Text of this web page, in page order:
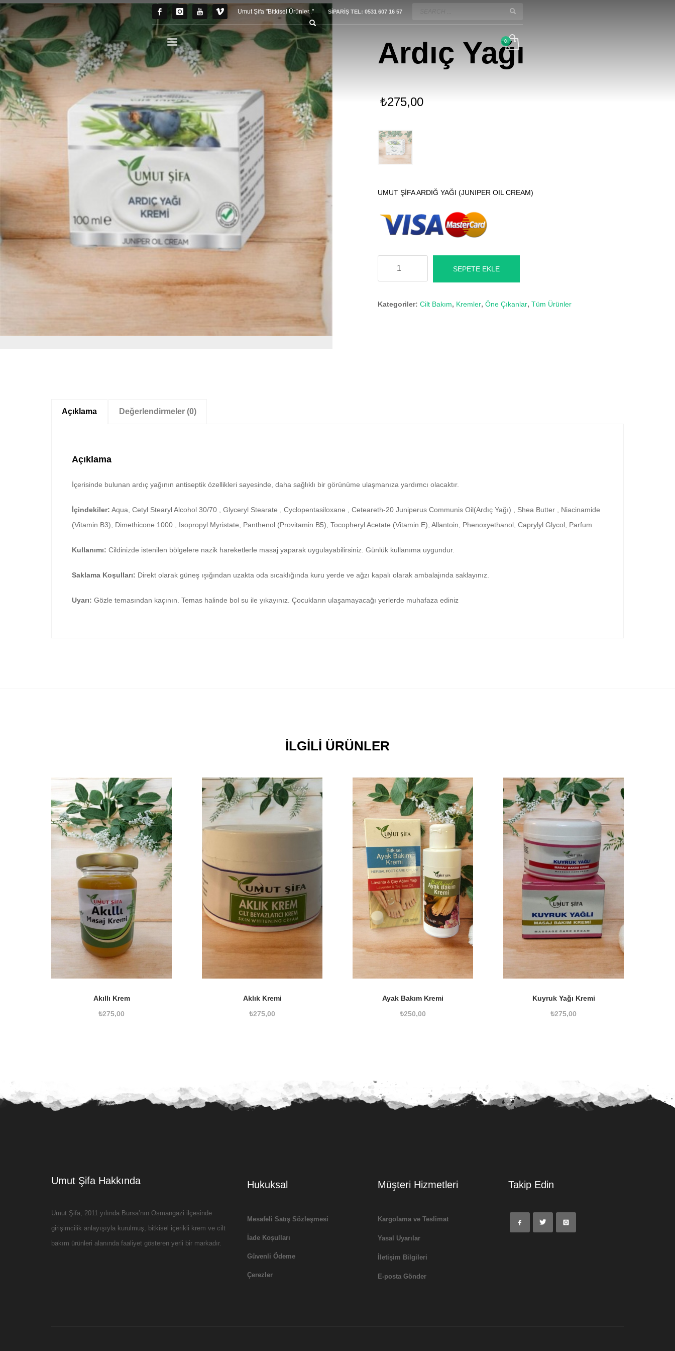
Nisan 2026 Umut Şifa "Bitkisel Ürünler.." SİPARİŞ TEL: 0531 607 16 57
Ardıç Yağı
₺275,00
UMUT ŞİFA ARDIĞ YAĞI (JUNIPER OIL CREAM)
SEPETE EKLE
Kategoriler: Cilt Bakım, Kremler, Öne Çıkanlar, Tüm Ürünler
Açıklama Değerlendirmeler (0)
Açıklama
İçerisinde bulunan ardıç yağının antiseptik özellikleri sayesinde, daha sağlıklı bir görünüme ulaşmanıza yardımcı olacaktır.
İçindekiler: Aqua, Cetyl Stearyl Alcohol 30/70 , Glyceryl Stearate , Cyclopentasiloxane , Ceteareth-20 Juniperus Communis Oil(Ardıç Yağı) , Shea Butter , Niacinamide
(Vitamin B3), Dimethicone 1000 , Isopropyl Myristate, Panthenol (Provitamin B5), Tocopheryl Acetate (Vitamin E), Allantoin, Phenoxyethanol, Caprylyl Glycol, Parfum
Kullanımı: Cildinizde istenilen bölgelere nazik hareketlerle masaj yaparak uygulayabilirsiniz. Günlük kullanıma uygundur.
Saklama Koşulları: Direkt olarak güneş ışığından uzakta oda sıcaklığında kuru yerde ve ağzı kapalı olarak ambalajında saklayınız.
Uyarı: Gözle temasından kaçının. Temas halinde bol su ile yıkayınız. Çocukların ulaşamayacağı yerlerde muhafaza ediniz
İLGILI ÜRÜNLER
Akıllı Krem
₺275,00
Aklık Kremi
₺275,00
Ayak Bakım Kremi
₺250,00
Kuyruk Yağı Kremi
₺275,00
Umut Şifa Hakkında
Umut Şifa, 2011 yılında Bursa’nın Osmangazi ilçesinde
girişimcilik anlayışıyla kurulmuş, bitkisel içerikli krem ve cilt
bakım ürünleri alanında faaliyet gösteren yerli bir markadır.
Hukuksal
Mesafeli Satış Sözleşmesi
İade Koşulları
Güvenli Ödeme
Çerezler
Müşteri Hizmetleri
Kargolama ve Teslimat
Yasal Uyarılar
İletişim Bilgileri
E-posta Gönder
Takip Edin